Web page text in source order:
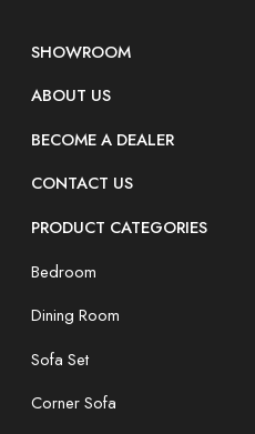
SHOWROOM
ABOUT US
BECOME A DEALER
CONTACT US
PRODUCT CATEGORIES
Bedroom
Dining Room
Sofa Set
Corner Sofa